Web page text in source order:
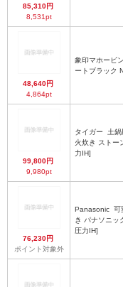
85,310円
8,531pt
48,640円
4,864pt
象印マホービン
ートブラック
99,800円
9,980pt
タイガー
火炊き ストー
力IH]
76,230円
ポイント対象外
Panasonic
き パナソニ
圧力IH]